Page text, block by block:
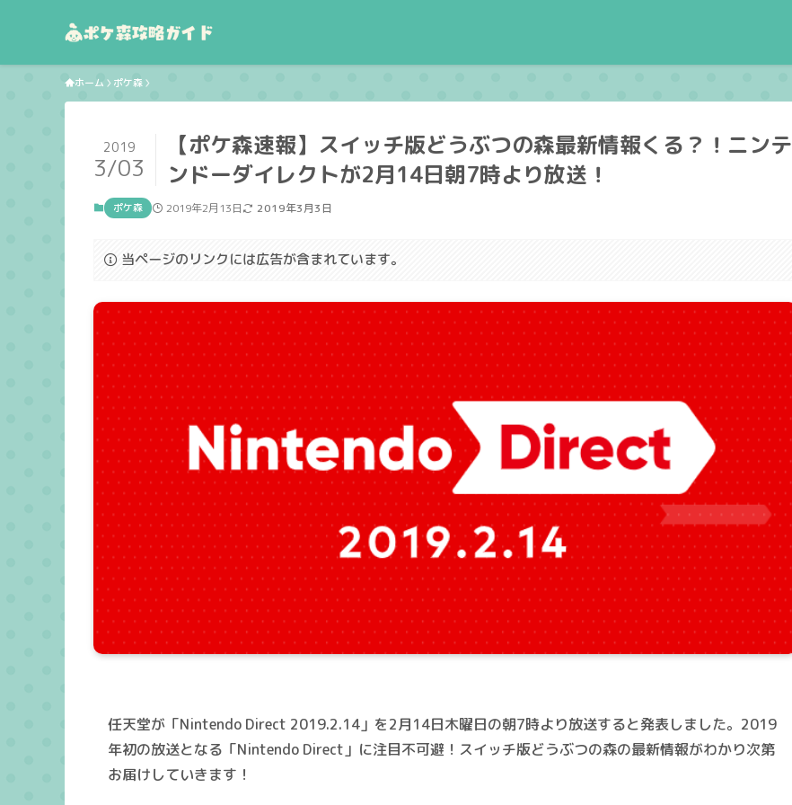
ホーム ポケ森
【ポケ森速報】スイッチ版どうぶつの森最新情報くる？！ニンテ
ンドーダイレクトが2月14日朝7時より放送！
2019
3/03
ポケ森 2019年2月13日 2019年3月3日
当ページのリンクには広告が含まれています。
任天堂が「Nintendo Direct 2019.2.14」を2月14日木曜日の朝7時より放送すると発表しました。2019
年初の放送となる「Nintendo Direct」に注目不可避！スイッチ版どうぶつの森の最新情報がわかり次第
お届けしていきます！